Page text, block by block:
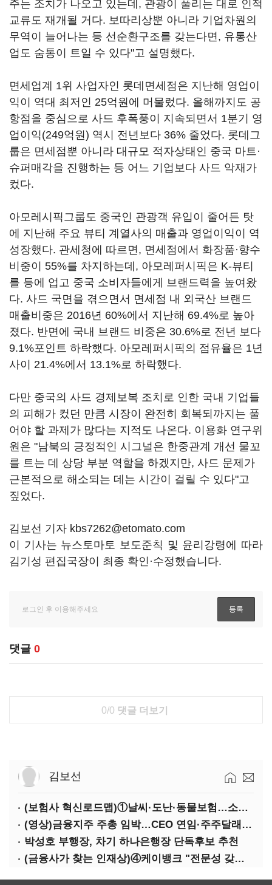
주는 조치가 나오고 있는데, 관광이 풀리는 대로 인적
교류도 재개될 거다. 보따리상뿐 아니라 기업차원의
무역이 늘어나는 등 선순환구조를 갖는다면, 유통산
업도 숨통이 트일 수 있다"고 설명했다.
면세업계 1위 사업자인 롯데면세점은 지난해 영업이
익이 역대 최저인 25억원에 머물렀다. 올해까지도 공
항점을 중심으로 사드 후폭풍이 지속되면서 1분기 영
업이익(249억원) 역시 전년보다 36% 줄었다. 롯데그
룹은 면세점뿐 아니라 대규모 적자상태인 중국 마트·
슈퍼매각을 진행하는 등 어느 기업보다 사드 악재가
컸다.
아모레시픽그룹도 중국인 관광객 유입이 줄어든 탓
에 지난해 주요 뷰티 계열사의 매출과 영업이익이 역
성장했다. 관세청에 따르면, 면세점에서 화장품·향수
비중이 55%를 차지하는데, 아모레퍼시픽은 K-뷰티
를 등에 업고 중국 소비자들에게 브랜드력을 높여왔
다. 사드 국면을 겪으면서 면세점 내 외국산 브랜드
매출비중은 2016년 60%에서 지난해 69.4%로 높아
졌다. 반면에 국내 브랜드 비중은 30.6%로 전년 보다
9.1%포인트 하락했다. 아모레퍼시픽의 점유율은 1년
사이 21.4%에서 13.1%로 하락했다.
다만 중국의 사드 경제보복 조치로 인한 국내 기업들
의 피해가 컸던 만큼 시장이 완전히 회복되까지는 풀
어야 할 과제가 많다는 지적도 나온다. 이용화 연구위
원은 "남북의 긍정적인 시그널은 한중관계 개선 물꼬
를 트는 데 상당 부분 역할을 하겠지만, 사드 문제가
근본적으로 해소되는 데는 시간이 걸릴 수 있다"고
짚었다.
김보선 기자 kbs7262@etomato.com
이 기사는 뉴스토마토 보도준칙 및 윤리강령에 따라
김기성 편집국장이 최종 확인·수정했습니다.
댓글 0
0/0 댓글 더보기
김보선
(보험사 혁신로드맵)①날씨·도난·동물보험…소액단기보험사 설립 추진
(영상)금융지주 주총 임박…CEO 연임·주주달래기 화두로
박성호 부행장, 차기 하나은행장 단독후보 추천
(금융사가 찾는 인재상)④케이뱅크 "전문성 갖고 협업 능숙한지 살필것"